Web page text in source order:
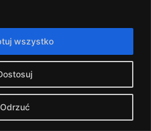
Odrzuć
wszystko